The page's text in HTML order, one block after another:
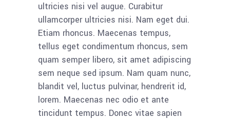
ultricies nisi vel augue. Curabitur
ullamcorper ultricies nisi. Nam eget dui.
Etiam rhoncus. Maecenas tempus,
tellus eget condimentum rhoncus, sem
quam semper libero, sit amet adipiscing
sem neque sed ipsum. Nam quam nunc,
blandit vel, luctus pulvinar, hendrerit id,
lorem. Maecenas nec odio et ante
tincidunt tempus. Donec vitae sapien